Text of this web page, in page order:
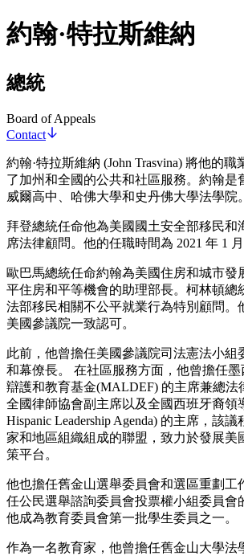
約翰·特拉斯維納
總統
Board of Appeals
Contact
約翰·特拉斯維納 (John Trasvina) 將他的
了加州和全國的公共和社區服務。約翰是
威爾高中、哈佛大學和史丹佛大學法學院
拜登總統任命他為美國國土安全部移民和
席法律顧問。他的任職時間為 2021 年 1
歐巴馬總統任命約翰為美國住房和城市發
平住房和平等機會的助理部長。柯林頓總
法部移民相關不公平就業行為特別顧問。
美國參議院一致認可。
此前，他曾擔任美國參議院司法憲法小組
和幕僚長。 在社區服務方面，他曾擔任
辯護和教育基金(MALDEF) 的主席兼總法
全國律師協會副主席以及全國西班牙裔領
Hispanic Leadership Agenda) 的主席，該
家和地區組織組成的聯盟，致力於發展美
策平台。
他也擔任舊金山選舉委員會和選區重劃工
任公民選舉諮詢委員會投票權小組委員會
他成為教育委員會第一批學生委員之一。
作為一名教育家，他曾擔任舊金山大學法